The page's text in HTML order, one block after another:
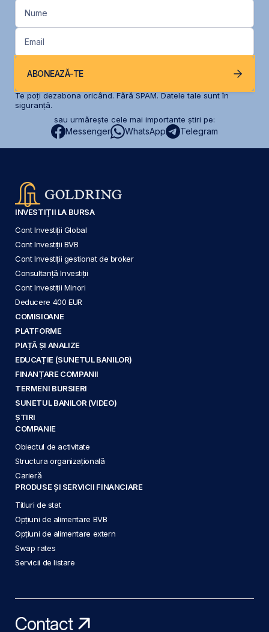
Nume
Email
ABONEAZĂ-TE
Te poți dezabona oricând. Fără SPAM. Datele tale sunt în
siguranță.
sau urmărește cele mai importante știri pe:
Messenger WhatsApp Telegram
INVESTIȚII LA BURSA
Cont Investiții Global
Cont Investiții BVB
Cont Investiții gestionat de broker
Consultanță Investiții
Cont Investiții Minori
Deducere 400 EUR
COMISIOANE
PLATFORME
PIAȚĂ ȘI ANALIZE
EDUCAȚIE (SUNETUL BANILOR)
FINANȚARE COMPANII
TERMENI BURSIERI
SUNETUL BANILOR (VIDEO)
ȘTIRI
COMPANIE
Obiectul de activitate
Structura organizațională
Carieră
PRODUSE ȘI SERVICII FINANCIARE
Titluri de stat
Opțiuni de alimentare BVB
Opțiuni de alimentare extern
Swap rates
Servicii de listare
Contact